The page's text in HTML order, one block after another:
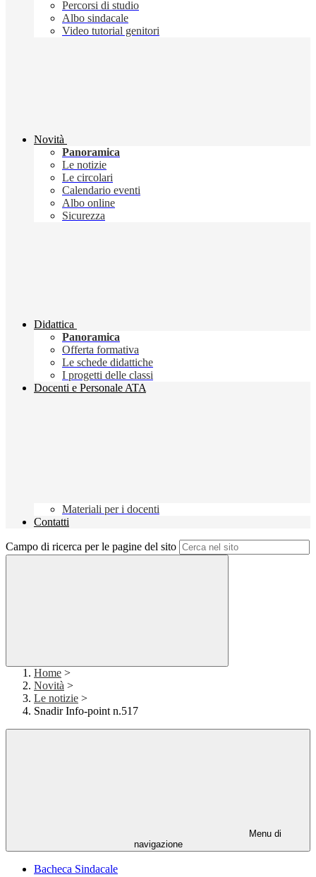
Percorsi di studio
Albo sindacale
Video tutorial genitori
Novità
Panoramica
Le notizie
Le circolari
Calendario eventi
Albo online
Sicurezza
Didattica
Panoramica
Offerta formativa
Le schede didattiche
I progetti delle classi
Docenti e Personale ATA
Materiali per i docenti
Contatti
Campo di ricerca per le pagine del sito
Home >
Novità >
Le notizie >
Snadir Info-point n.517
Menu di
navigazione
Bacheca Sindacale